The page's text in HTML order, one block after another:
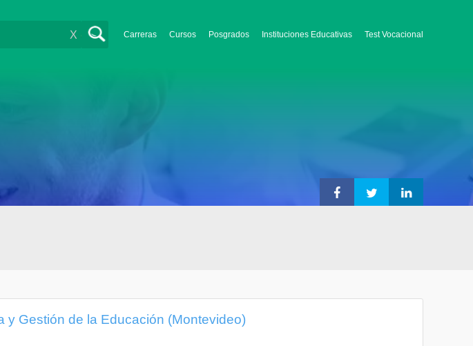
Carreras Cursos Posgrados Instituciones Educativas Test Vocacional
X
y Gestión de la Educación (Montevideo)